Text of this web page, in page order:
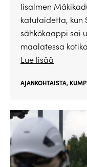
Iisalmen
katutaidetta, kun
sähkökaappi sai
maalatessa
Lue lisää
AJANKOHTAISTA,